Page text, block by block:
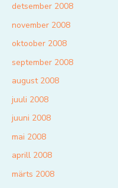
detsember 2008
november 2008
oktoober 2008
september 2008
august 2008
juuli 2008
juuni 2008
mai 2008
aprill 2008
märts 2008